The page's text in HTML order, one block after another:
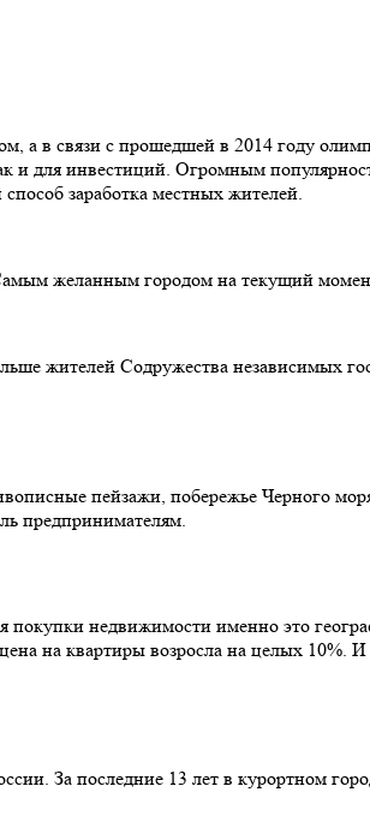
а в связи с прошедшей в 2014 году
для инвестиций. Огромным
заработка местных жителей.
желанным городом на текущий
жителей Содружества независимых
пейзажи, побережье Черного
предпринимателям.
недвижимости именно это
на квартиры возросла на целых 10%.
За последние 13 лет в курортном